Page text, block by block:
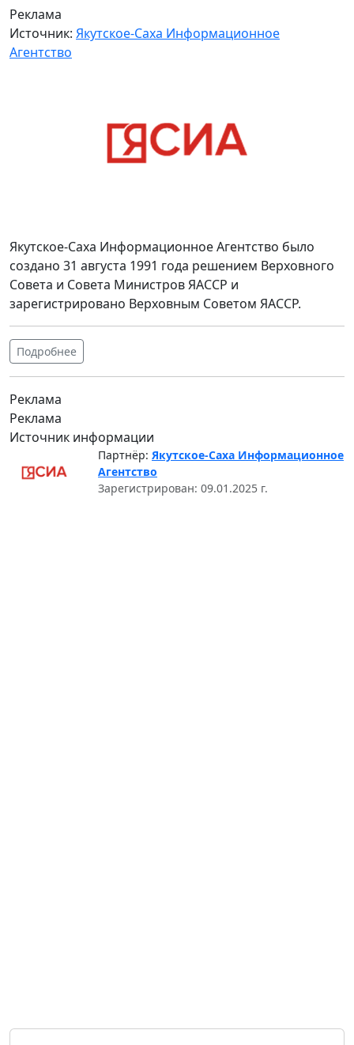
Реклама
Источник: Якутское-Саха Информационное
Агентство
Якутское-Саха Информационное Агентство было
создано 31 августа 1991 года решением Верховного
Совета и Совета Министров ЯАССР и
зарегистрировано Верховным Советом ЯАССР.
Подробнее
Реклама
Реклама
Источник информации
Партнёр: Якутское-Саха Информационное
Агентство
Зарегистрирован: 09.01.2025 г.